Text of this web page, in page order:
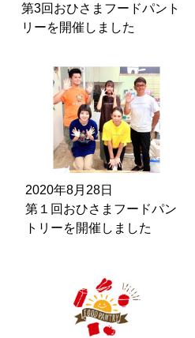
第3回おひさまフードパント
リーを開催しました
2020年8月28日
第１回おひさまフードパン
トリーを開催しました